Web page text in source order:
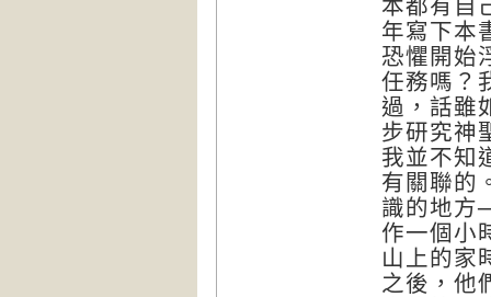
本都有自
年寫下本
恐懼開始
任務嗎？
過，話雖
步研究神
我並不知
有關聯的
識的地方
作一個小
山上的家
之後，他